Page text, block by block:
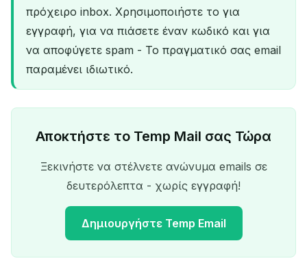
πρόχειρο inbox. Χρησιμοποιήστε το για
εγγραφή, για να πιάσετε έναν κωδικό και για
να αποφύγετε spam - Το πραγματικό σας email
παραμένει ιδιωτικό.
Αποκτήστε το Temp Mail σας Τώρα
Ξεκινήστε να στέλνετε ανώνυμα emails σε
δευτερόλεπτα - χωρίς εγγραφή!
Δημιουργήστε Temp Email